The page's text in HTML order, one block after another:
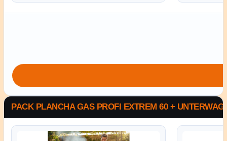
PACK PLANCHA GAS PROFI EXTREM 60 +